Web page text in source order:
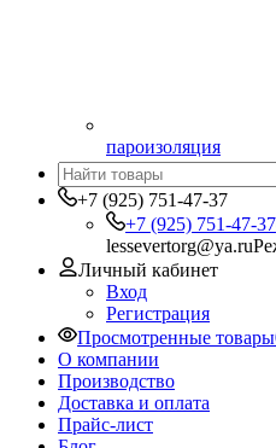
пароизоляция
+7 (925) 751-47-37
+7 (925) 751-47-37
lessevertorg@ya.ru
Личный кабинет
Вход
Регистрация
Просмотренные товары
О компании
Производство
Доставка и оплата
Прайс-лист